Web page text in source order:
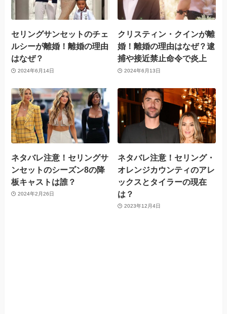
セリングサンセットのチェ
ルシーが離婚！離婚の理由
はなぜ？
2024年6月14日
クリスティン・クインが離
婚！離婚の理由はなぜ？逮
捕や接近禁止命令で炎上
2024年6月13日
ネタバレ注意！セリングサ
ンセットのシーズン8の降
板キャストは誰？
2024年2月26日
ネタバレ注意！セリング・
オレンジカウンティのアレ
ックスとタイラーの現在
は？
2023年12月4日